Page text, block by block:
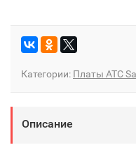
Категории: Платы АТС
Описание